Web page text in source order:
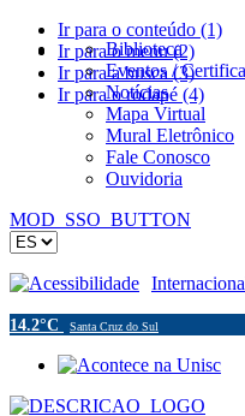
Ir para o conteúdo (1)
Ir para o menu (2)
Ir para a busca (3)
Ir para o rodapé (4)
Biblioteca
Eventos /
Notícias
Mapa Virtual
Mural Eletrônico
Fale Conosco
Ouvidoria
MOD_SSO_BUTTON
Acessibilidade
14.2°C Santa Cruz do Sul